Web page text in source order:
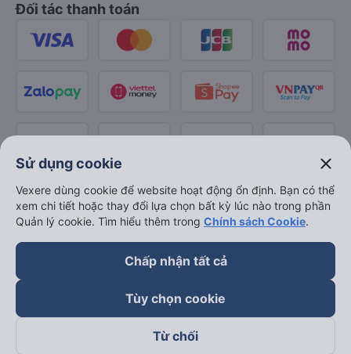
Đối tác thanh toán
Sử dụng cookie close
Vexere dùng cookie để website hoạt động ổn định. Bạn có thể
xem chi tiết hoặc thay đổi lựa chọn bất kỳ lúc nào trong phần
Quản lý cookie. Tìm hiểu thêm trong Chính sách Cookie.
Chấp nhận tất cả
Tùy chọn cookie
Từ chối